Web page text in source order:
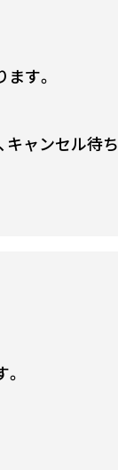
す。
キャンセル待ち